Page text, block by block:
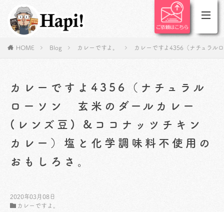
HOME Blog カレーですよ。 カレーですよ4356（ナチュラル
カレーですよ4356（ナチュラル
ローソン 玄米のダールカレー
(レンズ豆) &ココナッツチキン
カレー）塩と化学調味料不使用の
おもしろさ。
2020年03月08日
カレーですよ。